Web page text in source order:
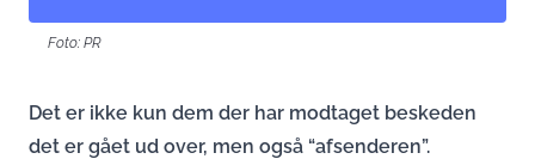
Foto: PR
Det er ikke kun dem der har modtaget beskeden
det er gået ud over, men også “afsenderen”.